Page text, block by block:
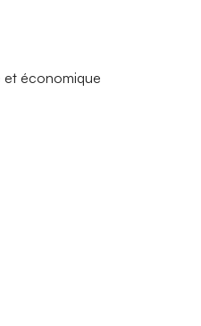
et économique